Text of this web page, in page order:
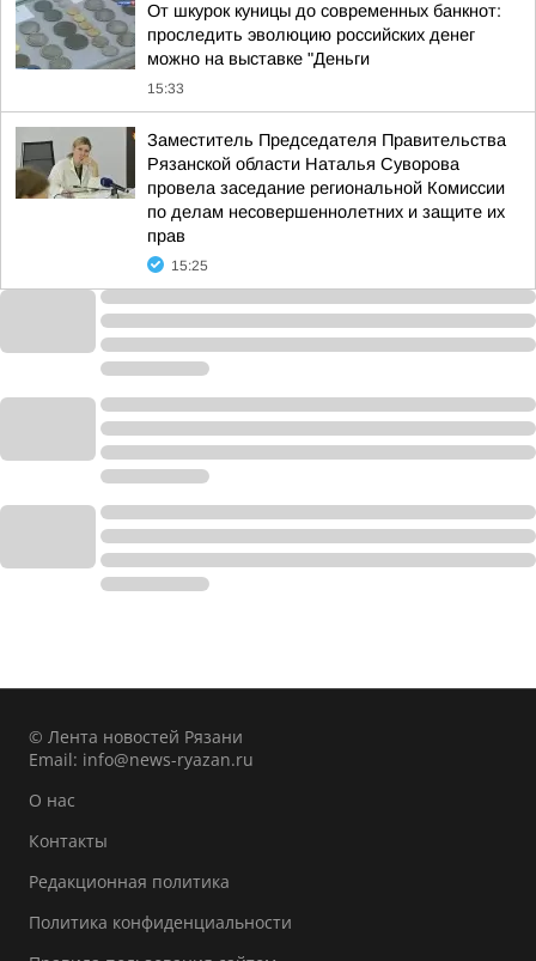
От шкурок куницы до современных банкнот:
проследить эволюцию российских денег
можно на выставке "Деньги
15:33
Заместитель Председателя Правительства
Рязанской области Наталья Суворова
провела заседание региональной Комиссии
по делам несовершеннолетних и защите их
прав
15:25
© Лента новостей Рязани
Email: info@news-ryazan.ru
О нас
Контакты
Редакционная политика
Политика конфиденциальности